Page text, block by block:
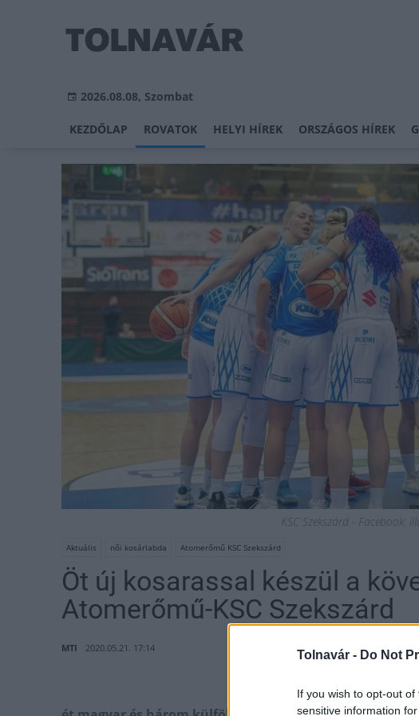
Tolnavár - Do Not
If you wish to opt-out
sensitive information
2026.08.08, Szombat
KEZDŐLAP ROVATOK HELYI HÍREK ORSZÁGOS HÍREK
KSC Szekszárd - Facebook:
Aktuális női kosárlabda Atomerőmű KSC Szekszárd
Öt új kosarassal készül a
Atomerőmű-KSC Szekszárd
MTI 2020.05.21. 17:14